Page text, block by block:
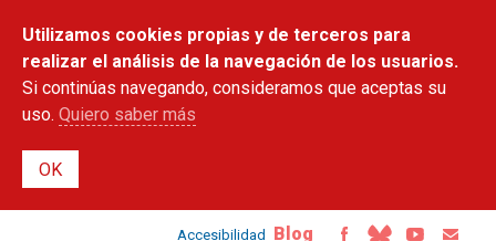
contenido
principal
Utilizamos cookies propias y de terceros para
realizar el análisis de la navegación de los usuarios.
Si continúas navegando, consideramos que aceptas su
uso. Quiero saber más
Accesibilidad Blog